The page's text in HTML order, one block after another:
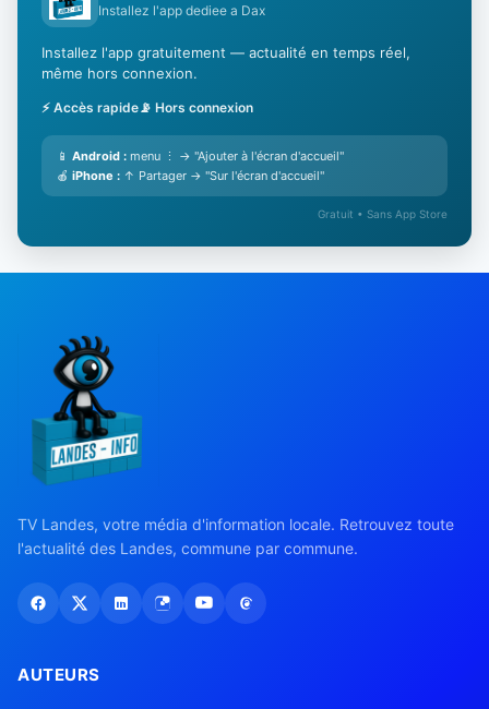
Installez l'app dediee a Dax
Installez l'app gratuitement — actualité en temps réel,
même hors connexion.
⚡ Accès rapide📡 Hors connexion
📱 Android : menu ⋮ → "Ajouter à l'écran d'accueil"
🍎 iPhone : ↑ Partager → "Sur l'écran d'accueil"
Gratuit • Sans App Store
TV Landes, votre média d'information locale. Retrouvez toute
l'actualité des Landes, commune par commune.
AUTEURS